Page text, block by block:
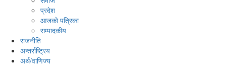
प्रदेश
आजको पत्रिका
सम्पादकीय
राजनीति
अन्तर्राष्ट्रिय
अर्थ/वाणिज्य